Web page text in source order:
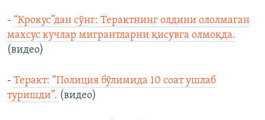
- “Крокус”дан сўнг: Терактнинг олдини ололмаган
махсус кучлар мигрантларни қисувга олмоқда.
(видео)
- Теракт: “Полиция бўлимида 10 соат ушлаб
туришди”. (видео)